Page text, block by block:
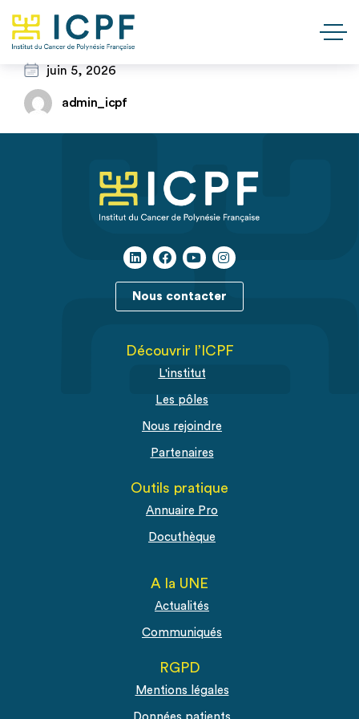
juin 5, 2026
admin_icpf
Nous contacter
Découvrir l’ICPF
L'institut
Les pôles
Nous rejoindre
Partenaires
Outils pratique
Annuaire Pro
Docuthèque
A la UNE
Actualités
Communiqués
RGPD
Mentions légales